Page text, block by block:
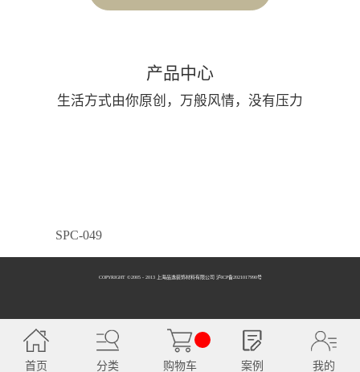
产品中心
生活方式由你原创，万般风情，没有压力
SPC-049
SPC-050
COPYRIGHT ©2005 - 2013 上海品逸装饰材料有限公司 泸ICP备2021017990号
首页 分类 购物车 案例 我的